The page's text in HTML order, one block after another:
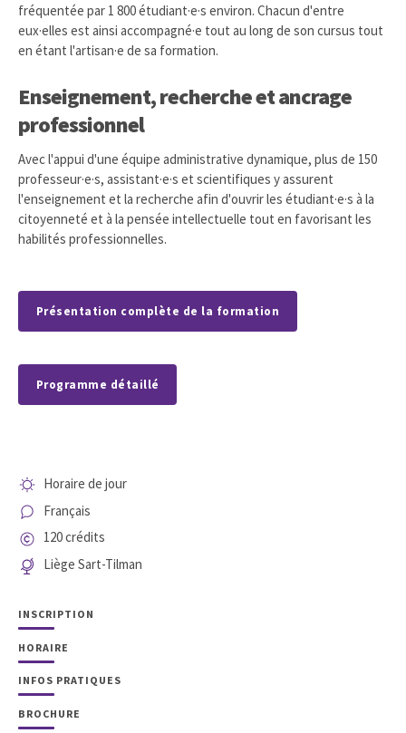
fréquentée par 1 800 étudiant·e·s environ. Chacun d'entre
eux·elles est ainsi accompagné·e tout au long de son cursus tout
en étant l'artisan·e de sa formation.
Enseignement, recherche et ancrage
professionnel
Avec l'appui d'une équipe administrative dynamique, plus de 150
professeur·e·s, assistant·e·s et scientifiques y assurent
l'enseignement et la recherche afin d'ouvrir les étudiant·e·s à la
citoyenneté et à la pensée intellectuelle tout en favorisant les
habilités professionnelles.
Présentation complète de la formation
Programme détaillé
Horaire de jour
Français
120 crédits
Liège Sart-Tilman
INSCRIPTION
HORAIRE
INFOS PRATIQUES
BROCHURE